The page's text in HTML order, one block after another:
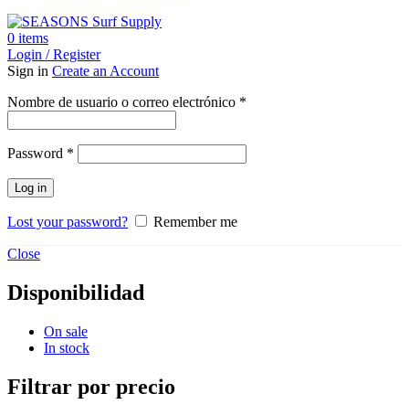
0 items
Login / Register
Sign in Create an Account
Nombre de usuario o correo electrónico *
Password *
Log in
Lost your password? Remember me
Close
Disponibilidad
On sale
In stock
Filtrar por precio